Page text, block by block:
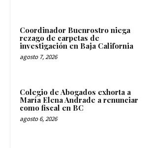
Coordinador Buenrostro niega
rezago de carpetas de
investigación en Baja California
agosto 7, 2026
Colegio de Abogados exhorta a
María Elena Andrade a renunciar
como fiscal en BC
agosto 6, 2026